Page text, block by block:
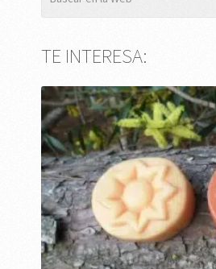
TE INTERESA: